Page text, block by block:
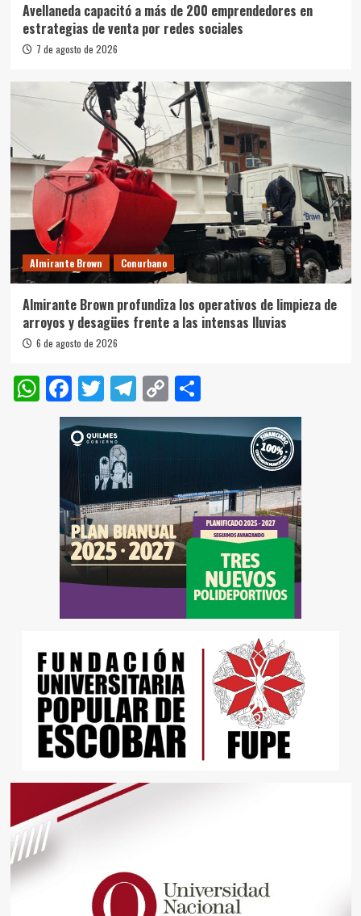
Avellaneda capacitó a más de 200 emprendedores en
estrategias de venta por redes sociales
7 de agosto de 2026
Almirante Brown Conurbano
Almirante Brown profundiza los operativos de limpieza de
arroyos y desagües frente a las intensas lluvias
6 de agosto de 2026
WhatsApp
Facebook
Twitter
Telegram
Copy
Link
Compartir